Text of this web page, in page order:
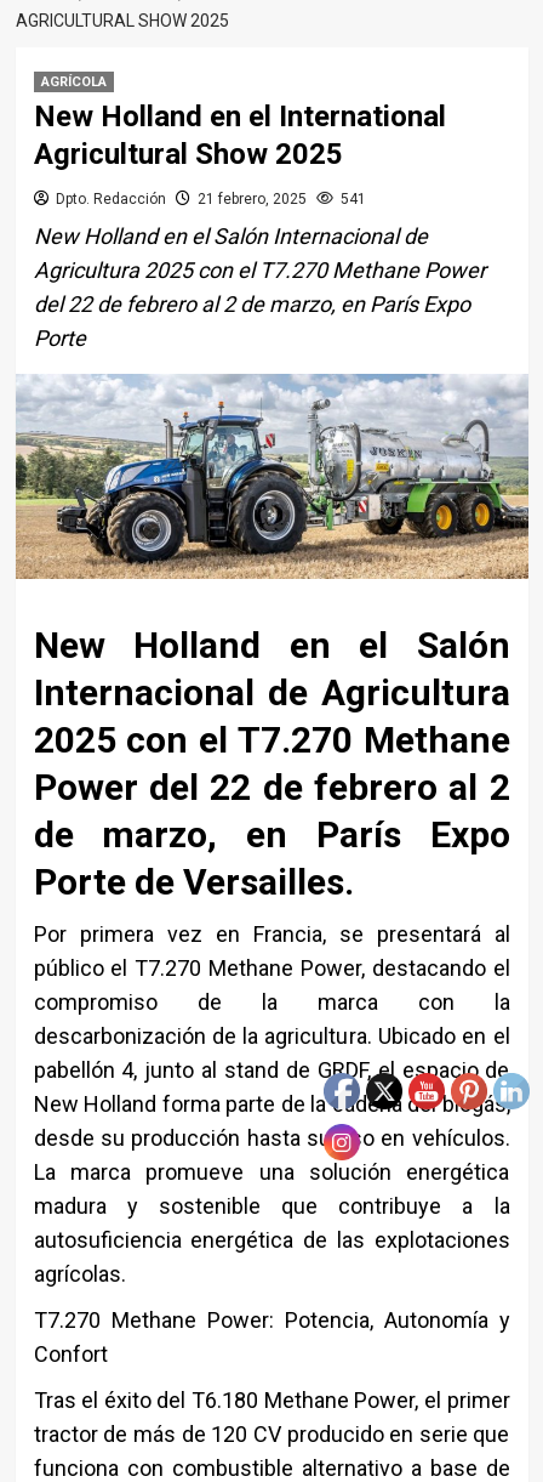
AGRICULTURAL SHOW 2025
AGRÍCOLA
New Holland en el International
Agricultural Show 2025
Dpto. Redacción 21 febrero, 2025 541
New Holland en el Salón Internacional de
Agricultura 2025 con el T7.270 Methane Power
del 22 de febrero al 2 de marzo, en París Expo
Porte
New Holland en el Salón
Internacional de Agricultura
2025 con el T7.270 Methane
Power del 22 de febrero al 2
de marzo, en París Expo
Porte de Versailles.
Por primera vez en Francia, se presentará al
público el T7.270 Methane Power, destacando el
compromiso de la marca con la
descarbonización de la agricultura. Ubicado en el
pabellón 4, junto al stand de GRDF, el espacio de
New Holland forma parte de la cadena del biogás,
desde su producción hasta su uso en vehículos.
La marca promueve una solución energética
madura y sostenible que contribuye a la
autosuficiencia energética de las explotaciones
agrícolas.
T7.270 Methane Power: Potencia, Autonomía y
Confort
Tras el éxito del T6.180 Methane Power, el primer
tractor de más de 120 CV producido en serie que
funciona con combustible alternativo a base de